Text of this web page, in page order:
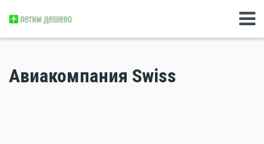
Авиакомпания Swiss